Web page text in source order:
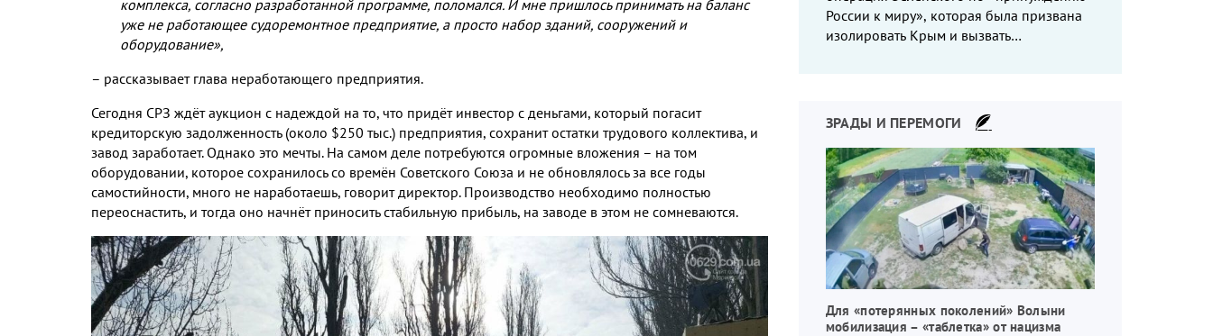
комплекса, согласно разработанной программе, поломался. И мне пришлось принимать на баланс
уже не работающее судоремонтное предприятие, а просто набор зданий, сооружений и
оборудование»,
– рассказывает глава неработающего предприятия.
Сегодня СРЗ ждёт аукцион с надеждой на то, что придёт инвестор с деньгами, который погасит
кредиторскую задолженность (около $250 тыс.) предприятия, сохранит остатки трудового коллектива, и
завод заработает. Однако это мечты. На самом деле потребуются огромные вложения – на том
оборудовании, которое сохранилось со времён Советского Союза и не обновлялось за все годы
самостийности, много не наработаешь, говорит директор. Производство необходимо полностью
переоснастить, и тогда оно начнёт приносить стабильную прибыль, на заводе в этом не сомневаются.
России к миру», которая была призвана
изолировать Крым и вызвать
ЗРАДЫ И ПЕРЕМОГИ
Для «потерянных поколений» Волыни
мобилизация – «таблетка» от нацизма